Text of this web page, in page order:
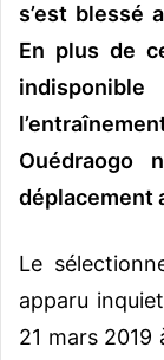
s’est blessé
En plus de
Ouédraogo
déplacement
Le
apparu
21 mars